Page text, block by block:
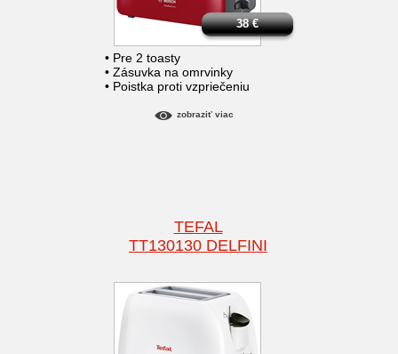
• Pre 2 toasty
• Zásuvka na omrvinky
• Poistka proti vzpriečeniu
38€
zobraziť viac
TEFAL
TT130130 DELFINI